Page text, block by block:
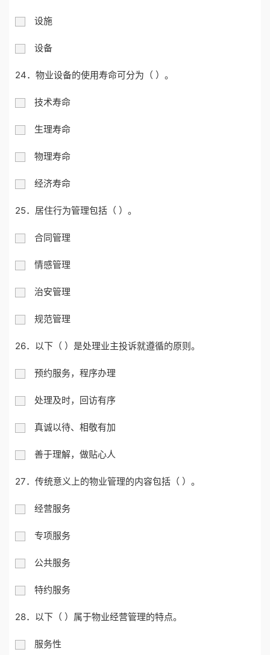
设施
设备
24．物业设备的使用寿命可分为（ ）。
技术寿命
生理寿命
物理寿命
经济寿命
25．居住行为管理包括（ ）。
合同管理
情感管理
治安管理
规范管理
26．以下（ ）是处理业主投诉就遵循的原则。
预约服务，程序办理
处理及时，回访有序
真诚以待、相敬有加
善于理解，做贴心人
27．传统意义上的物业管理的内容包括（ ）。
经营服务
专项服务
公共服务
特约服务
28．以下（ ）属于物业经营管理的特点。
服务性